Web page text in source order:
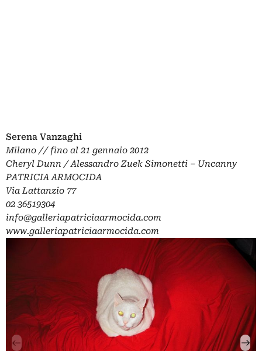
Serena Vanzaghi
Milano // fino al 21 gennaio 2012
Cheryl Dunn / Alessandro Zuek Simonetti – Uncanny
PATRICIA ARMOCIDA
Via Lattanzio 77
02 36519304
info@galleriapatriciaarmocida.com
www.galleriapatriciaarmocida.com